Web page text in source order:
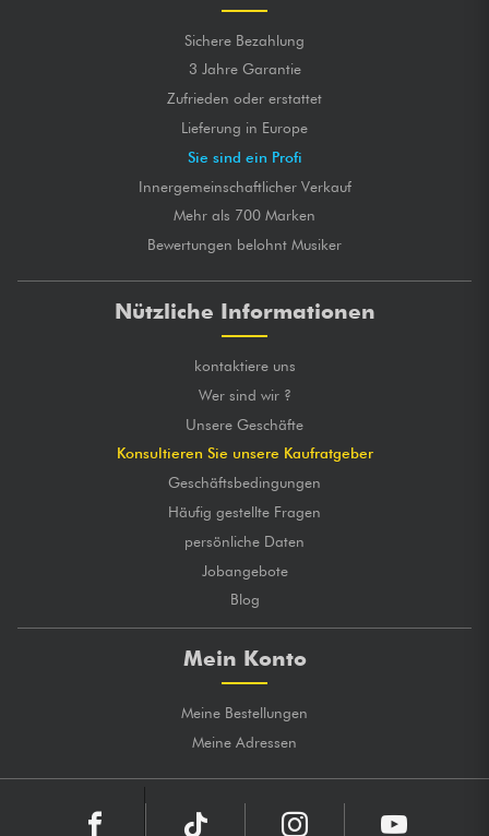
Sichere Bezahlung
3 Jahre Garantie
Zufrieden oder erstattet
Lieferung in Europe
Sie sind ein Profi
Innergemeinschaftlicher Verkauf
Mehr als 700 Marken
Bewertungen belohnt Musiker
Nützliche Informationen
kontaktiere uns
Wer sind wir ?
Unsere Geschäfte
Konsultieren Sie unsere Kaufratgeber
Geschäftsbedingungen
Häufig gestellte Fragen
persönliche Daten
Jobangebote
Blog
Mein Konto
Meine Bestellungen
Meine Adressen